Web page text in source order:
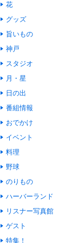
花
グッズ
旨いもの
神戸
スタジオ
月・星
日の出
番組情報
おでかけ
イベント
料理
野球
のりもの
ハーバーランド
リスナー写真館
ゲスト
特集！